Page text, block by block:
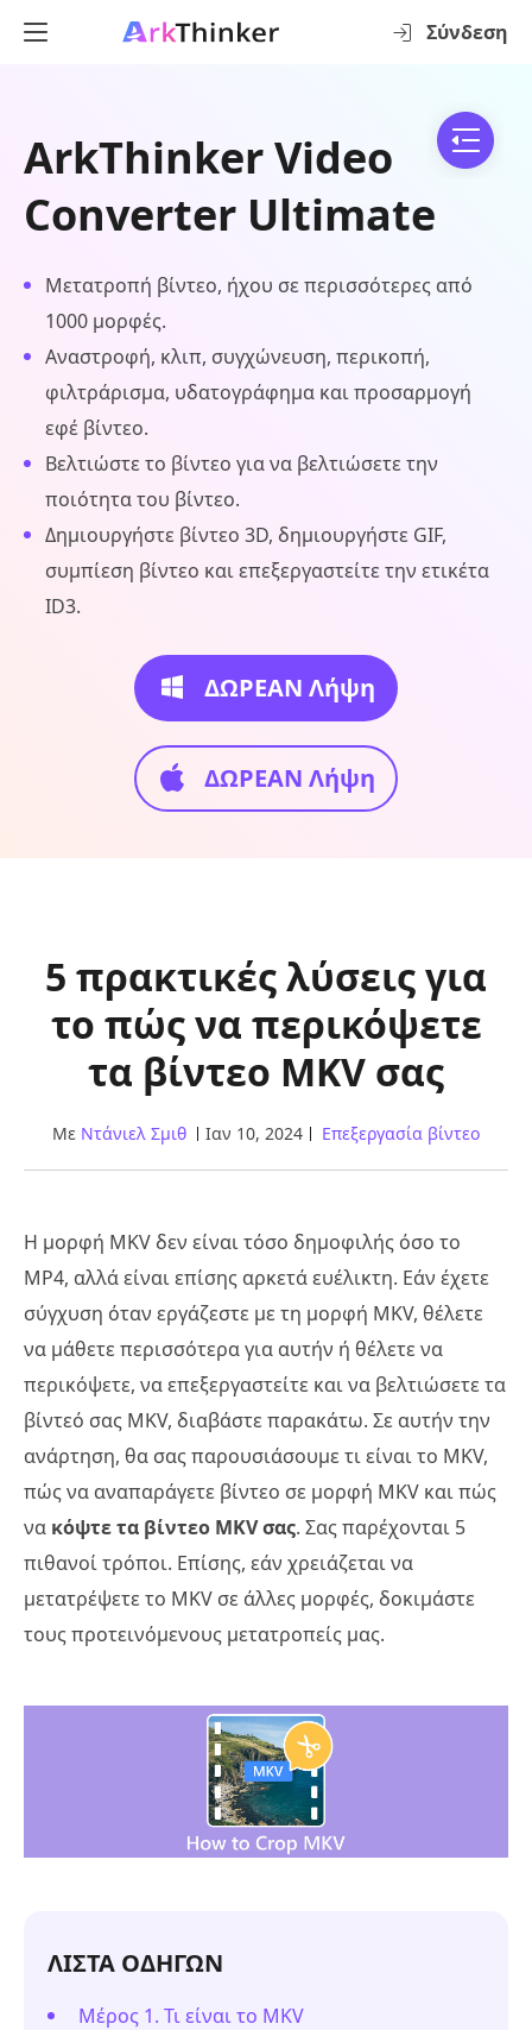
Σύνδεση
ArkThinker Video
Converter Ultimate
Μετατροπή βίντεο, ήχου σε περισσότερες από
1000 μορφές.
Αναστροφή, κλιπ, συγχώνευση, περικοπή,
φιλτράρισμα, υδατογράφημα και προσαρμογή
εφέ βίντεο.
Βελτιώστε το βίντεο για να βελτιώσετε την
ποιότητα του βίντεο.
Δημιουργήστε βίντεο 3D, δημιουργήστε GIF,
συμπίεση βίντεο και επεξεργαστείτε την ετικέτα
ID3.
ΔΩΡΕΑΝ Λήψη
ΔΩΡΕΑΝ Λήψη
5 πρακτικές λύσεις για
το πώς να περικόψετε
τα βίντεο MKV σας
Με Ντάνιελ Σμιθ Ιαν 10, 2024 Επεξεργασία βίντεο
Η μορφή MKV δεν είναι τόσο δημοφιλής όσο το
MP4, αλλά είναι επίσης αρκετά ευέλικτη. Εάν έχετε
σύγχυση όταν εργάζεστε με τη μορφή MKV, θέλετε
να μάθετε περισσότερα για αυτήν ή θέλετε να
περικόψετε, να επεξεργαστείτε και να βελτιώσετε τα
βίντεό σας MKV, διαβάστε παρακάτω. Σε αυτήν την
ανάρτηση, θα σας παρουσιάσουμε τι είναι το MKV,
πώς να αναπαράγετε βίντεο σε μορφή MKV και πώς
να κόψτε τα βίντεο MKV σας. Σας παρέχονται 5
πιθανοί τρόποι. Επίσης, εάν χρειάζεται να
μετατρέψετε το MKV σε άλλες μορφές, δοκιμάστε
τους προτεινόμενους μετατροπείς μας.
ΛΙΣΤΑ ΟΔΗΓΩΝ
Μέρος 1. Τι είναι το MKV